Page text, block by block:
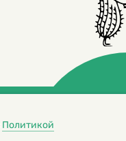
Политикой